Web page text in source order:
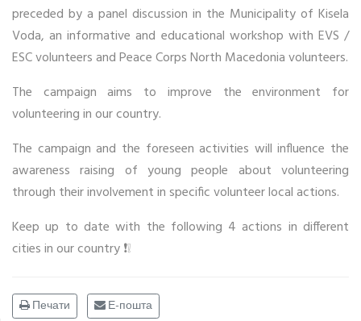
preceded by a panel discussion in the Municipality of Kisela
Voda, an informative and educational workshop with EVS /
ESC volunteers and Peace Corps North Macedonia volunteers.
The campaign aims to improve the environment for
volunteering in our country.
The campaign and the foreseen activities will influence the
awareness raising of young people about volunteering
through their involvement in specific volunteer local actions.
Keep up to date with the following 4 actions in different
cities in our country ❗️❕
Печати Е-пошта